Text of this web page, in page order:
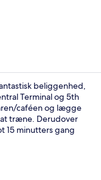
beliggenhed,
Terminal og 5th
caféen og lægge
træne. Derudover
15 minutters gang
5 Av
derfra og 42 St. -